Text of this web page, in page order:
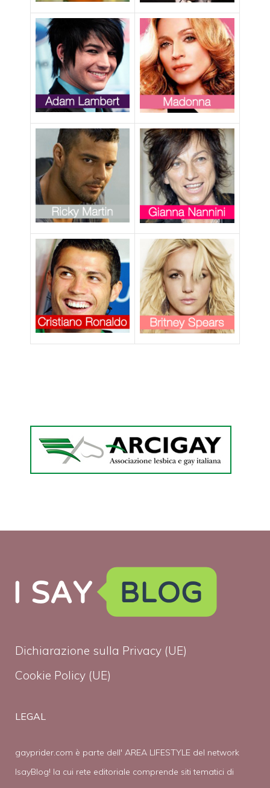
Dichiarazione sulla Privacy (UE)
Cookie Policy (UE)
LEGAL
gayprider.com è parte dell' AREA LIFESTYLE del network
IsayBlog! la cui rete editoriale comprende siti tematici di